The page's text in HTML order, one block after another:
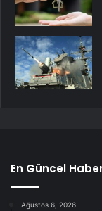
En Güncel
Ağustos 6, 2026